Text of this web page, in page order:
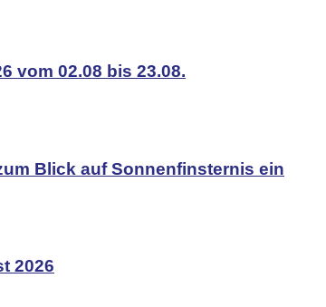
vom 02.08 bis 23.08.
Blick auf Sonnenfinsternis ein
2026